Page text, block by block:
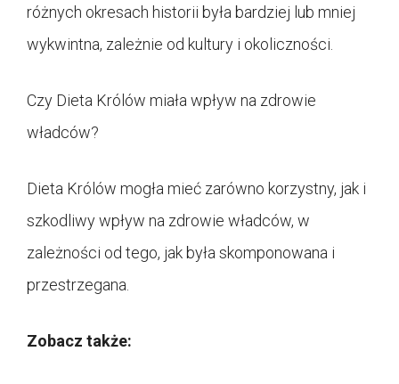
różnych okresach historii była bardziej lub mniej
wykwintna, zależnie od kultury i okoliczności.
Czy Dieta Królów miała wpływ na zdrowie
władców?
Dieta Królów mogła mieć zarówno korzystny, jak i
szkodliwy wpływ na zdrowie władców, w
zależności od tego, jak była skomponowana i
przestrzegana.
Zobacz także: